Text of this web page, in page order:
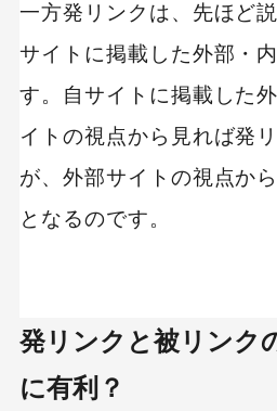
一方発リンクは、先ほど
サイトに掲載した外部・
す。自サイトに掲載した
イトの視点から見れば発
が、外部サイトの視点か
となるのです。
発リンクと被リンク
に有利？